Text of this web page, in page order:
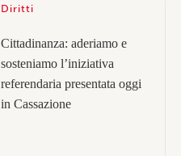
Diritti
Cittadinanza: aderiamo e
sosteniamo l’iniziativa
referendaria presentata oggi
in Cassazione